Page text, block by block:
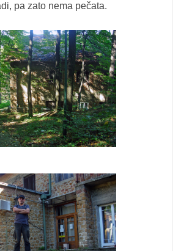
pa zato nema pečata.